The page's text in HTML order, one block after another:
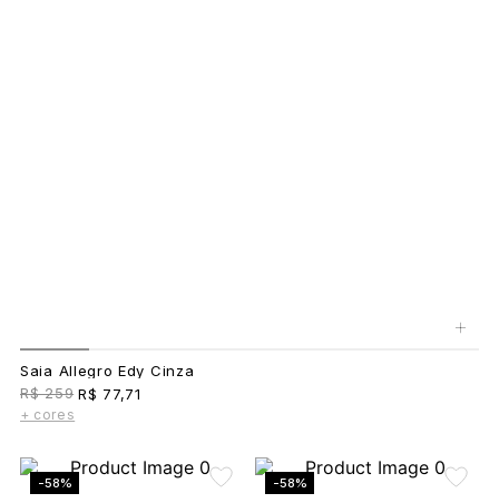
+
Saia Allegro Edy Cinza
R$ 259 R$ 77,71
+ cores
-58% -58%